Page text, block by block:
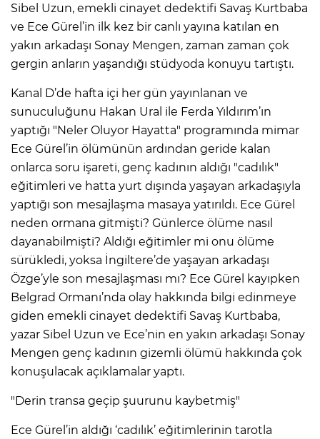
Sibel Uzun, emekli cinayet dedektifi Savaş Kurtbaba
ve Ece Gürel’in ilk kez bir canlı yayına katılan en
yakın arkadaşı Sonay Mengen, zaman zaman çok
gergin anların yaşandığı stüdyoda konuyu tartıştı.
Kanal D’de hafta içi her gün yayınlanan ve
sunuculuğunu Hakan Ural ile Ferda Yıldırım’ın
yaptığı "Neler Oluyor Hayatta" programında mimar
Ece Gürel’in ölümünün ardından geride kalan
onlarca soru işareti, genç kadının aldığı "cadılık"
eğitimleri ve hatta yurt dışında yaşayan arkadaşıyla
yaptığı son mesajlaşma masaya yatırıldı. Ece Gürel
neden ormana gitmişti? Günlerce ölüme nasıl
dayanabilmişti? Aldığı eğitimler mi onu ölüme
sürükledi, yoksa İngiltere’de yaşayan arkadaşı
Özge’yle son mesajlaşması mı? Ece Gürel kayıpken
Belgrad Ormanı’nda olay hakkında bilgi edinmeye
giden emekli cinayet dedektifi Savaş Kurtbaba,
yazar Sibel Uzun ve Ece’nin en yakın arkadaşı Sonay
Mengen genç kadının gizemli ölümü hakkında çok
konuşulacak açıklamalar yaptı.
"Derin transa geçip şuurunu kaybetmiş"
Ece Gürel’in aldığı ‘cadılık’ eğitimlerinin tarotla